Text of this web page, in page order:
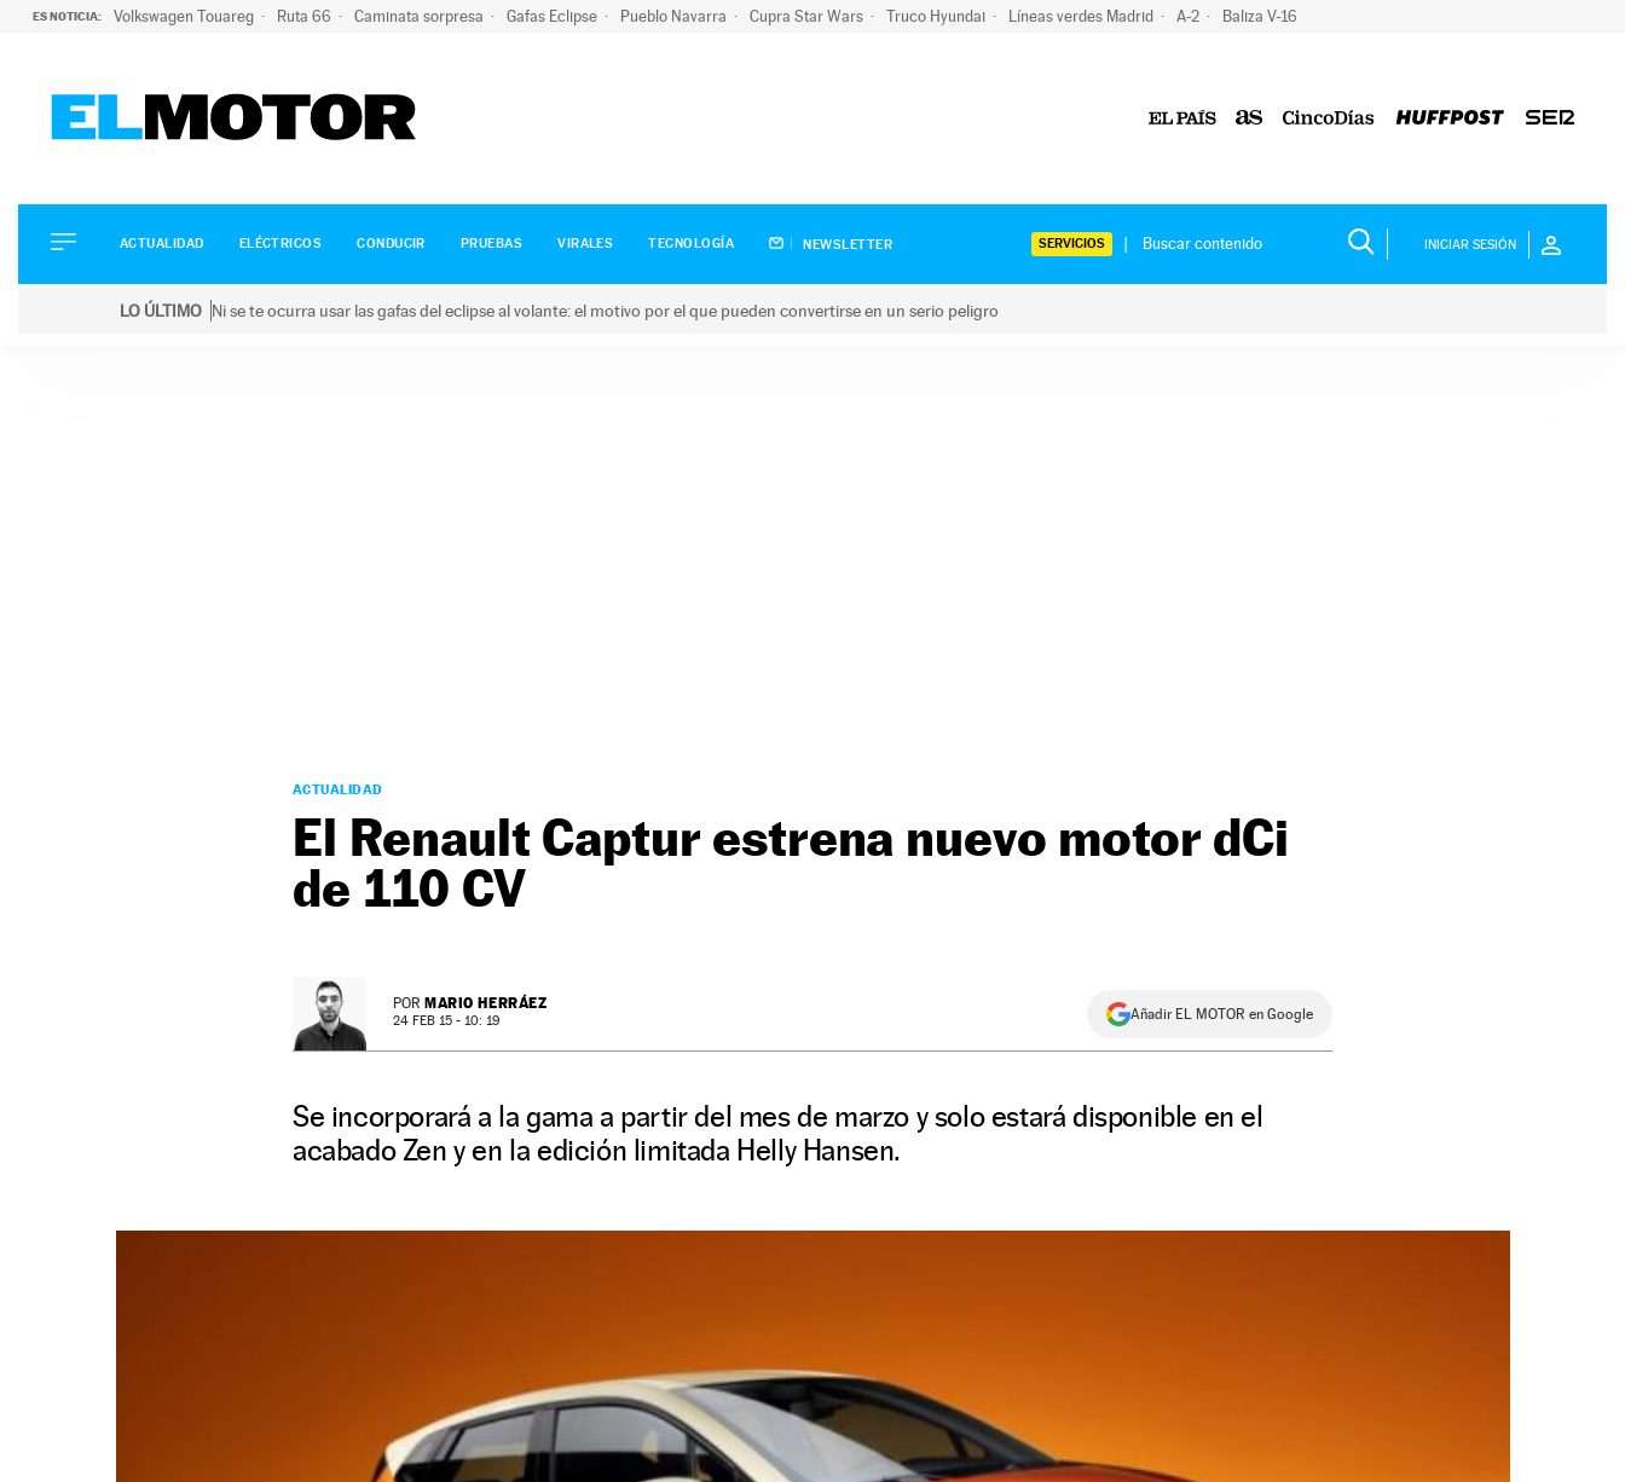
ES NOTICIA: Volkswagen Touareg Ruta 66 Caminata sorpresa Gafas Eclipse Pueblo Navarra Cupra Star Wars Truco Hyundai Líneas verdes Madrid A-2 Baliza V-16
ELÉCTRICOS
CONDUCIR
ACTUALIDAD ELÉCTRICOS CONDUCIR PRUEBAS VIRALES TECNOLOGÍA NEWSLETTER SERVICIOS INICIAR SESIÓN
LO ÚLTIMO Ni se te ocurra usar las gafas del eclipse al volante: el motivo por el que pueden convertirse en un serio peligro
ACTUALIDAD
El Renault Captur estrena nuevo motor dCi
de 110 CV
POR MARIO HERRÁEZ
24 FEB 15 - 10: 19 Añadir EL MOTOR en Google
Se incorporará a la gama a partir del mes de marzo y solo estará disponible en el
acabado Zen y en la edición limitada Helly Hansen.